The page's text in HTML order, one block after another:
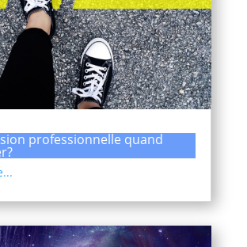
professionnelle quand